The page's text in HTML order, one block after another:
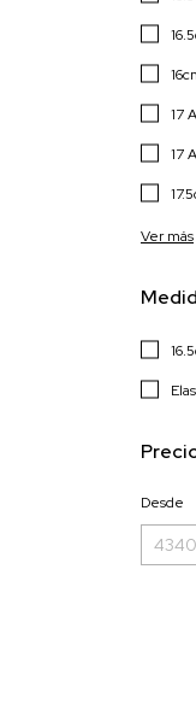
17
17
Ver más
Desde